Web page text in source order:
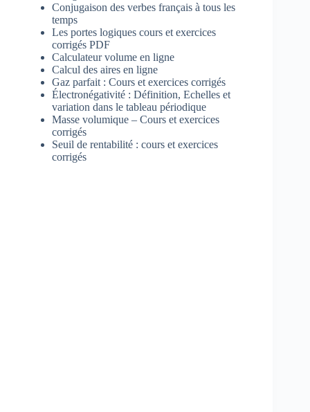
Conjugaison des verbes français à tous les
temps
Les portes logiques cours et exercices
corrigés PDF
Calculateur volume en ligne
Calcul des aires en ligne
Gaz parfait : Cours et exercices corrigés
Électronégativité : Définition, Echelles et
variation dans le tableau périodique
Masse volumique – Cours et exercices
corrigés
Seuil de rentabilité : cours et exercices
corrigés